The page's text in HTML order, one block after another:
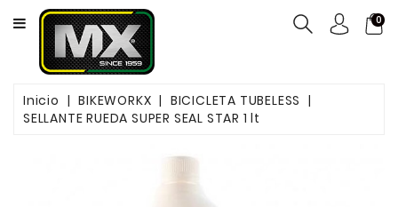
CATEGORY
NEUMÁTICOS
ACEITES
0
Inicio BIKEWORKX
BICICLETA TUBELESS
SELLANTE RUEDA SUPER SEAL STAR 1 lt